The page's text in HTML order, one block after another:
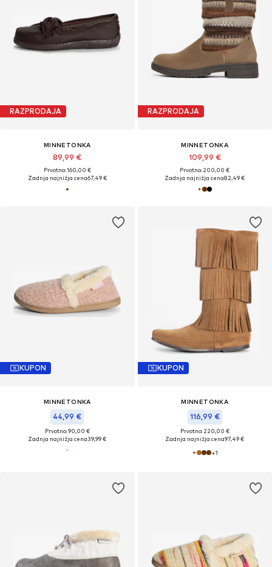
RAZPRODAJA
MINNETONKA
89,99 €
Prvotno: 160,00 €
Zadnja najnižja cena67,49 €
RAZPRODAJA
MINNETONKA
109,99 €
Prvotno: 200,00 €
Zadnja najnižja cena82,49 €
KUPON
MINNETONKA
44,99 €
Prvotno: 90,00 €
Zadnja najnižja cena39,99 €
KUPON
MINNETONKA
116,99 €
Prvotno: 220,00 €
Zadnja najnižja cena97,49 €
+1